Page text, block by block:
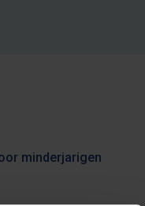
minderjarigen